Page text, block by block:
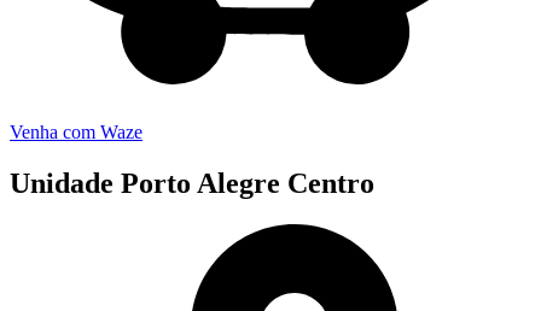
Venha com Waze
Unidade Porto Alegre Centro